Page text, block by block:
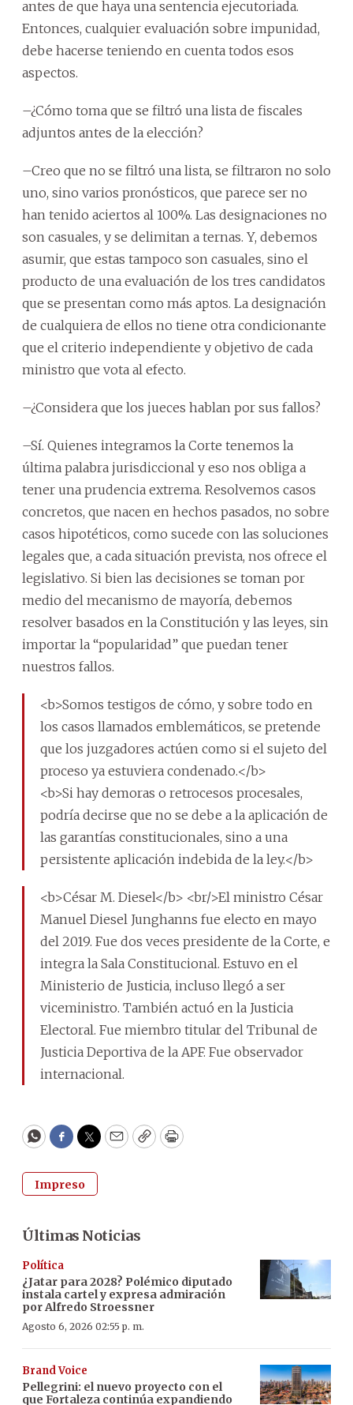
antes de que haya una sentencia ejecutoriada.
Entonces, cualquier evaluación sobre impunidad,
debe hacerse teniendo en cuenta todos esos
aspectos.
–¿Cómo toma que se filtró una lista de fiscales
adjuntos antes de la elección?
–Creo que no se filtró una lista, se filtraron no solo
uno, sino varios pronósticos, que parece ser no
han tenido aciertos al 100%. Las designaciones no
son casuales, y se delimitan a ternas. Y, debemos
asumir, que estas tampoco son casuales, sino el
producto de una evaluación de los tres candidatos
que se presentan como más aptos. La designación
de cualquiera de ellos no tiene otra condicionante
que el criterio independiente y objetivo de cada
ministro que vota al efecto.
–¿Considera que los jueces hablan por sus fallos?
–Sí. Quienes integramos la Corte tenemos la
última palabra jurisdiccional y eso nos obliga a
tener una prudencia extrema. Resolvemos casos
concretos, que nacen en hechos pasados, no sobre
casos hipotéticos, como sucede con las soluciones
legales que, a cada situación prevista, nos ofrece el
legislativo. Si bien las decisiones se toman por
medio del mecanismo de mayoría, debemos
resolver basados en la Constitución y las leyes, sin
importar la “popularidad” que puedan tener
nuestros fallos.
<b>Somos testigos de cómo, y sobre todo en
los casos llamados emblemáticos, se pretende
que los juzgadores actúen como si el sujeto del
proceso ya estuviera condenado.</b>
<b>Si hay demoras o retrocesos procesales,
podría decirse que no se debe a la aplicación de
las garantías constitucionales, sino a una
persistente aplicación indebida de la ley.</b>
<b>César M. Diesel</b> <br/>El ministro César
Manuel Diesel Junghanns fue electo en mayo
del 2019. Fue dos veces presidente de la Corte, e
integra la Sala Constitucional. Estuvo en el
Ministerio de Justicia, incluso llegó a ser
viceministro. También actuó en la Justicia
Electoral. Fue miembro titular del Tribunal de
Justicia Deportiva de la APF. Fue observador
internacional.
WhatsApp
Facebook
Twitter
EmailCopyPrint
Impreso
Últimas Noticias
Política
¿Jatar para 2028? Polémico diputado
instala cartel y expresa admiración
por Alfredo Stroessner
Agosto 6, 2026 02:55 p. m.
Brand Voice
Pellegrini: el nuevo proyecto con el
que Fortaleza continúa expandiendo